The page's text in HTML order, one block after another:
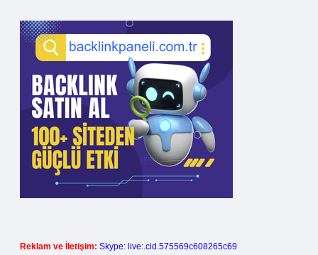
Reklam ve İletişim: Skype: live:.cid.575569c608265c69